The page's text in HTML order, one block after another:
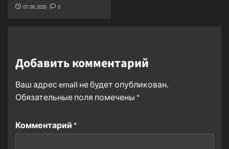
07.08.2026 0
Добавить комментарий
Ваш адрес email не будет опубликован.
Обязательные поля помечены *
Комментарий *